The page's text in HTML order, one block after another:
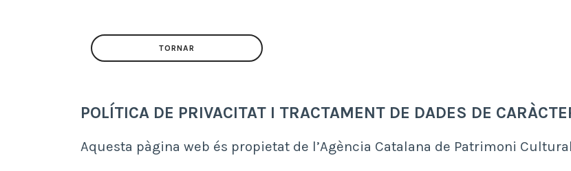
TORNAR
POLÍTICA DE PRIVACITAT I TRACTAMENT DE DADES DE
Aquesta pàgina web és propietat de l’Agència Catalana de Patrimoni